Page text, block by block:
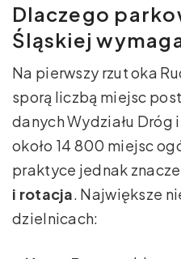
Dlaczego
Śląskiej
Na pierwszy rzut oka
sporą liczbą miejsc
danych Wydziału Dróg
około 14 800 miejsc
praktyce jednak
i rotacja. Największe
dzielnicach: